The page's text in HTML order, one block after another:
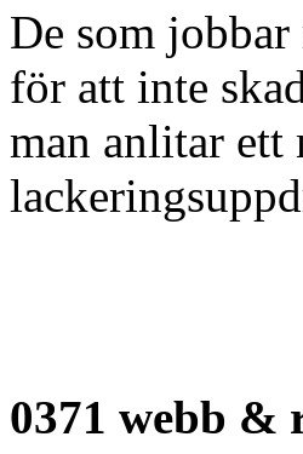
De som jobbar
för att inte
man anlitar ett
0371 webb &